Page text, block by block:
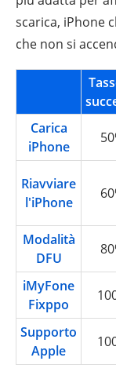
scarica, iPhone
che non si
Carica
iPhone
Riavviare
l'iPhone
Modalità
DFU
iMyFone
Fixppo
Supporto
Apple